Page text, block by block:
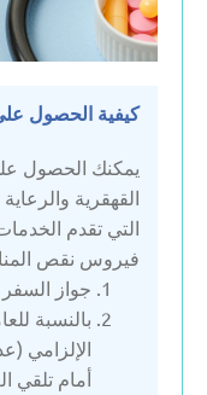
كيفية الحصول
يمكنك الحصول
القهقرية
التي تقدم
فيروس نقص
جواز السفر
بالنسبة
الإلزامي
أمام تلقي
كازاخستان
لاتفيا
ليتوانيا
هولندا